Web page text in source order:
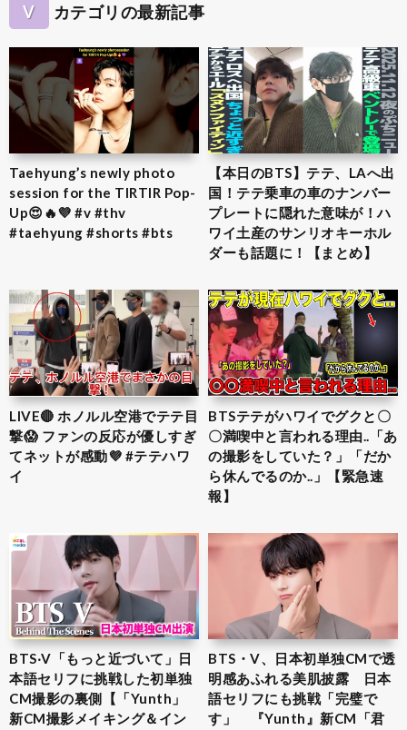
V カテゴリの最新記事
Taehyung’s newly photo
session for the TIRTIR Pop-
Up😍🔥💜 #v #thv
#taehyung #shorts #bts
【本日のBTS】テテ、LAへ出
国！テテ乗車の車のナンバー
プレートに隠れた意味が！ハ
ワイ土産のサンリオキーホル
ダーも話題に！【まとめ】
LIVE🔴 ホノルル空港でテテ目
撃😱 ファンの反応が優しすぎ
てネットが感動💜 #テテハワ
イ
BTSテテがハワイでグクと〇
〇満喫中と言われる理由..「あ
の撮影をしていた？」「だか
ら休んでるのか..」【緊急速
報】
BTS‧V「もっと近づいて」日
本語セリフに挑戦した初単独
CM撮影の裏側【「Yunth」
新CM撮影メイキング＆イン
BTS・V、日本初単独CMで透
明感あふれる美肌披露 日本
語セリフにも挑戦「完璧で
す」 『Yunth』新CM「君